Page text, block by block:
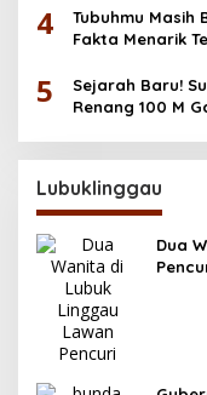
4
Tubuhmu Masih
Fakta Menarik
5
Sejarah Baru!
Renang 100 M
Lubuklinggau
Dua